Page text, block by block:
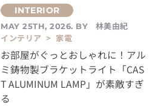
MAY 25TH, 2026. BY
林美由紀
インテリア > 家電
お部屋がぐっとおしゃれに！アル
ミ鋳物製ブラケットライト「CAS
T ALUMINUM LAMP」が素敵すぎ
る